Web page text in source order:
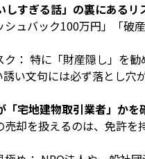
しすぎる話」の裏にあるリ
シュバック100万円」「破
ク： 特に「財産隠し」を
い文句には必ず落とし穴
「宅地建物取引業者」かを
売却を扱えるのは、免許を